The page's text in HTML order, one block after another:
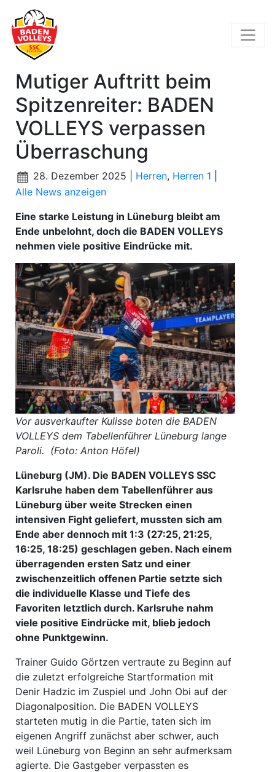
Mutiger Auftritt beim
Spitzenreiter: BADEN
VOLLEYS verpassen
Überraschung
28. Dezember 2025 | Herren, Herren 1
Alle News anzeigen
Eine starke Leistung in Lüneburg bleibt am
Ende unbelohnt, doch die BADEN VOLLEYS
nehmen viele positive Eindrücke mit.
Vor ausverkaufter Kulisse boten die BADEN
VOLLEYS dem Tabellenführer Lüneburg lange
Paroli. (Foto: Anton Höfel)
Lüneburg (JM). Die BADEN VOLLEYS SSC
Karlsruhe haben dem Tabellenführer aus
Lüneburg über weite Strecken einen
intensiven Fight geliefert, mussten sich am
Ende aber dennoch mit 1:3 (27:25, 21:25,
16:25, 18:25) geschlagen geben. Nach einem
überragenden ersten Satz und einer
zwischenzeitlich offenen Partie setzte sich
die individuelle Klasse und Tiefe des
Favoriten letztlich durch. Karlsruhe nahm
viele positive Eindrücke mit, blieb jedoch
ohne Punktgewinn.
Trainer Guido Görtzen vertraute zu Beginn auf
die zuletzt erfolgreiche Startformation mit
Denir Hadzic im Zuspiel und John Obi auf der
Diagonalposition. Die BADEN VOLLEYS
starteten mutig in die Partie, taten sich im
eigenen Angriff zunächst aber schwer, auch
weil Lüneburg von Beginn an sehr aufmerksam
agierte. Die Gastgeber verpassten es